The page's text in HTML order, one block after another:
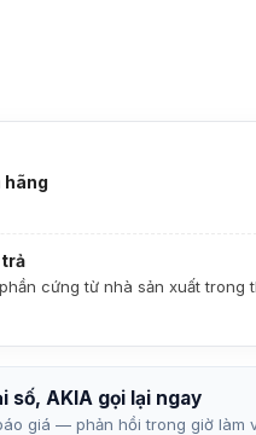
hãng
cứng từ nhà sản xuất trong
số, AKIA gọi lại ngay
giá — phản hồi trong giờ làm